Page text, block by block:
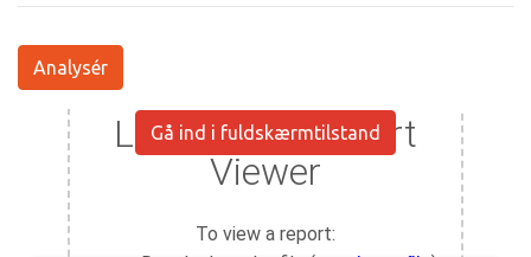
Analysér
Gå ind i fuldskærmtilstand